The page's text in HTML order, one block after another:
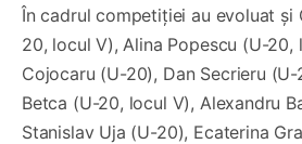
În cadrul competiției au evoluat și
20, locul V), Alina Popescu (U-20,
Cojocaru (U-20), Dan Secrieru (U-
Betca (U-20, locul V), Alexandru
Stanislav Uja (U-20), Ecaterina